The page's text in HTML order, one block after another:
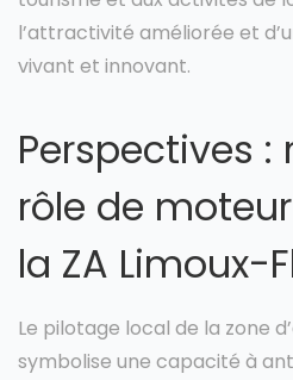
l’attractivité améliorée et
vivant et innovant.
Perspectives :
rôle de
la ZA Limoux-
Le pilotage local de la zone
symbolise une capacité à